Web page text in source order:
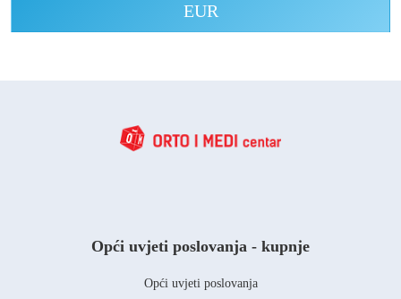
EUR
Opći uvjeti poslovanja - kupnje
Opći uvjeti poslovanja